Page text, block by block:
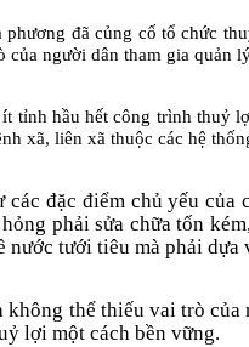
đã củng cố tổ chức
ng­ười dân tham gia quản
tỉnh hầu hết công trình thuỷ
xã, liên xã thuộc các hệ
các đặc điểm chủ yếu
phải sửa chữa tốn
tư­ới tiêu mà phải
thể thiếu vai trò
lợi một cách bền vững.